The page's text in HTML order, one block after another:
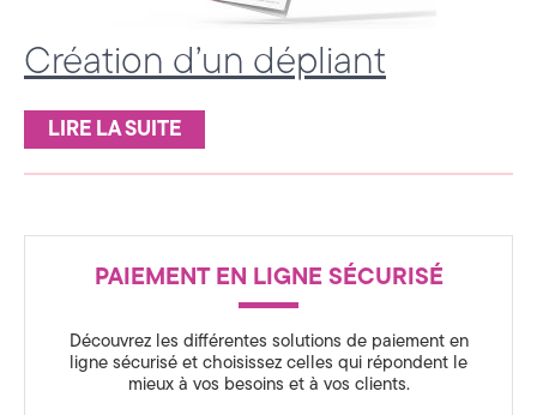
o
m
m
n
c
a
Création d’un dépliant
LIRE LA SUITE
PAIEMENT EN LIGNE SÉCURISÉ
Découvrez les différentes solutions de paiement en
ligne sécurisé et choisissez celles qui répondent le
mieux à vos besoins et à vos clients.